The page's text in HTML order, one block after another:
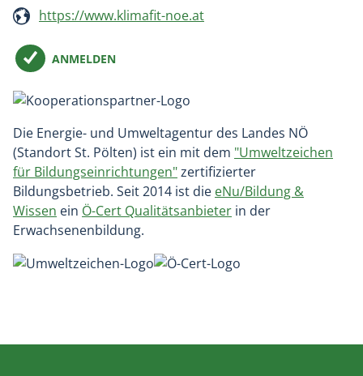
https://www.klimafit-noe.at
ANMELDEN
Die Energie- und Umweltagentur des Landes NÖ
(Standort St. Pölten) ist ein mit dem "Umweltzeichen
für Bildungseinrichtungen"zertifizierter
Bildungsbetrieb. Seit 2014 ist die eNu/Bildung &
Wissen ein Ö-Cert Qualitätsanbieter in der
Erwachsenenbildung.